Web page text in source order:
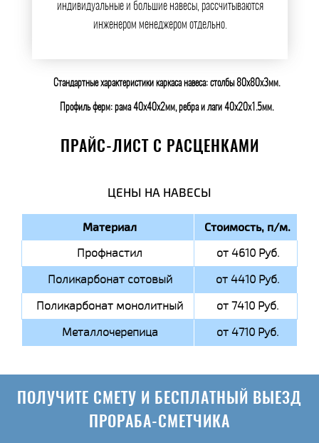
индивидуальные и большие навесы, рассчитываются
инженером менеджером отдельно.
Стандартные характеристики каркаса навеса: столбы 80х80х3мм.
Профиль ферм: рама 40х40х2мм, ребра и лаги 40х20х1.5мм.
ПРАЙС-ЛИСТ С РАСЦЕНКАМИ
ЦЕНЫ НА НАВЕСЫ
Материал Стоимость, п/м.
Профнастил
от 4610 Руб.
Поликарбонат сотовый
от 4410 Руб.
Поликарбонат монолитный
от 7410 Руб.
Металлочерепица
от 4710 Руб.
ПОЛУЧИТЕ СМЕТУ И БЕСПЛАТНЫЙ ВЫЕЗД
ПРОРАБА-СМЕТЧИКА